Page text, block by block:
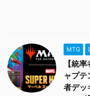
MTG
【統
ャプテ
者デッ